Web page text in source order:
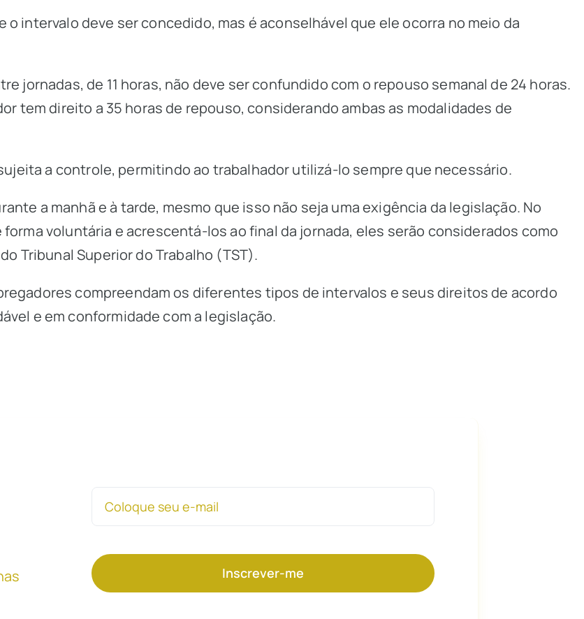
intervalo deve ser concedido, mas é aconselhável que ele ocorra no meio da
jornadas, de 11 horas, não deve ser confundido com o repouso semanal de 24 horas.
tem direito a 35 horas de repouso, considerando ambas as modalidades de
a controle, permitindo ao trabalhador utilizá-lo sempre que necessário.
a manhã e à tarde, mesmo que isso não seja uma exigência da legislação. No
voluntária e acrescentá-los ao final da jornada, eles serão considerados como
Tribunal Superior do Trabalho (TST).
compreendam os diferentes tipos de intervalos e seus direitos de acordo
e em conformidade com a legislação.
Inscrever-me